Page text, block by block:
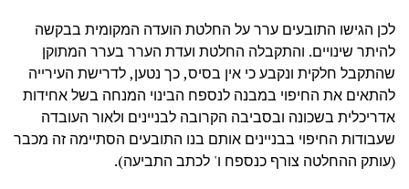
לכן הגישו התובעים ערר על החלטת הועדה המקומית בבקשה
להיתר שינויים. והתקבלה החלטת ועדת הערר בערר המתוקן
שהתקבל חלקית ונקבע כי אין בסיס, כך נטען, לדרישת העירייה
להתאים את החיפוי במבנה לנספח הבינוי המנחה בשל אחידות
אדריכלית בשכונה ובסביבה הקרובה לבניינים ולאור העובדה
שעבודות החיפוי בבניינים אותם בנו התובעים הסתיימה זה מכבר
(עותק ההחלטה צורף כנספח ו' לכתב התביעה).